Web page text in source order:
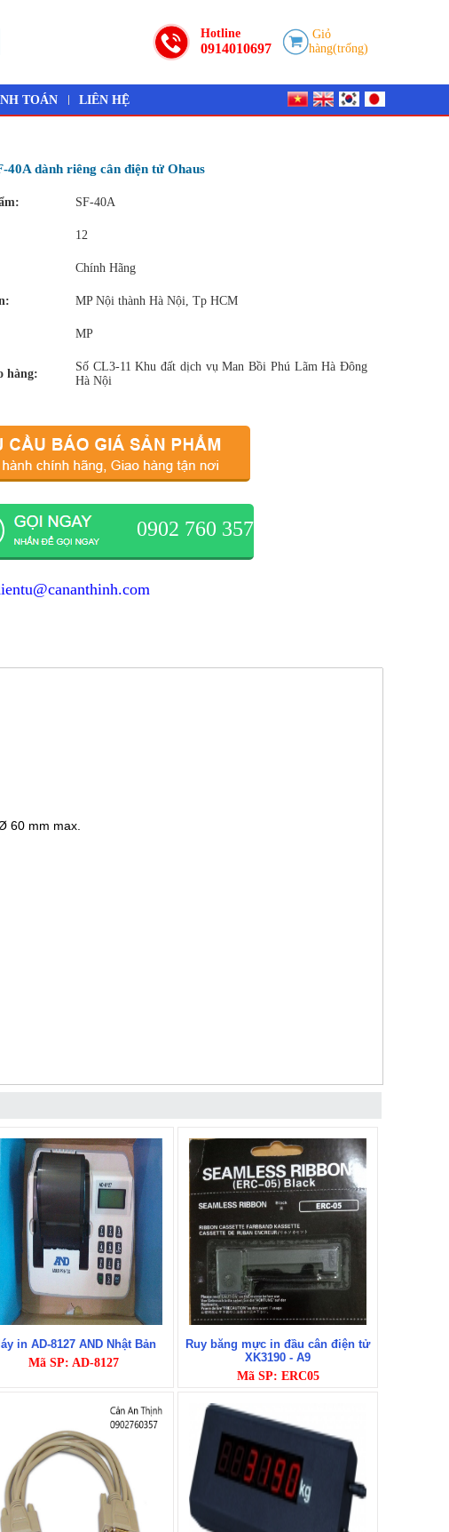
Hotline
0914010697
Giỏ
hàng(trống)
TOÁN LIÊN HỆ
40A dành riêng cân điện tử Ohaus
SF-40A
12
Chính Hãng
MP Nội thành Hà Nội, Tp HCM
MP
hàng:
Số CL3-11 Khu đất dịch vụ Man Bồi Phú Lãm Hà Đông
Hà Nội
0902 760 357
60 mm max.
in AD-8127 AND Nhật Bản
Mã SP: AD-8127
Ruy băng mực in đầu cân điện tử
XK3190 - A9
Mã SP: ERC05